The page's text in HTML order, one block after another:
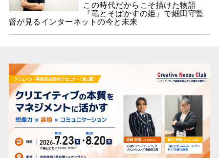
この時代だからこそ描けた物語
『竜とそばかすの姫』で細田守監
督が見るインターネットの今と未来